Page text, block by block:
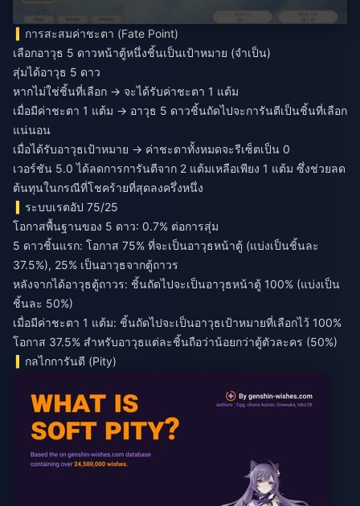
การสะสมค่าชะตา (Fate Point)
เลือกอาวุธ 5 ดาวหน้าตู้หนึ่งชิ้นเป็นเป้าหมาย (จำเป็น)
สุ่มได้อาวุธ 5 ดาว
หากไม่ใช่ชิ้นที่เลือก → จะได้รับค่าชะตา 1 แต้ม
เมื่อมีค่าชะตา 1 แต้ม → อาวุธ 5 ดาวชิ้นถัดไปจะการันตีเป็นชิ้นที่เลือก
แน่นอน
เมื่อได้รับอาวุธเป้าหมาย → ค่าชะตาทั้งหมดจะรีเซ็ตเป็น 0
เวอร์ชัน 5.0 ได้ลดการการันตีจาก 2 แต้มเหลือเพียง 1 แต้ม ซึ่งช่วยลด
ต้นทุนในกรณีที่โชคร้ายที่สุดลงครึ่งหนึ่ง
ระบบเรตอัป 75/25
โอกาสพื้นฐานของ 5 ดาว: 0.7% ต่อการสุ่ม
5 ดาวชิ้นแรก: โอกาส 75% ที่จะเป็นอาวุธหน้าตู้ (แบ่งเป็นชิ้นละ
37.5%), 25% เป็นอาวุธจากตู้ถาวร
หลังจากได้อาวุธตู้ถาวร: ชิ้นถัดไปจะเป็นอาวุธหน้าตู้ 100% (แบ่งเป็น
ชิ้นละ 50%)
เมื่อมีค่าชะตา 1 แต้ม: ชิ้นถัดไปจะเป็นอาวุธเป้าหมายที่เลือกไว้ 100%
โอกาส 37.5% สำหรับอาวุธแต่ละชิ้นถือว่าน้อยกว่าตู้ตัวละคร (50%)
กลไกการันตี (Pity)